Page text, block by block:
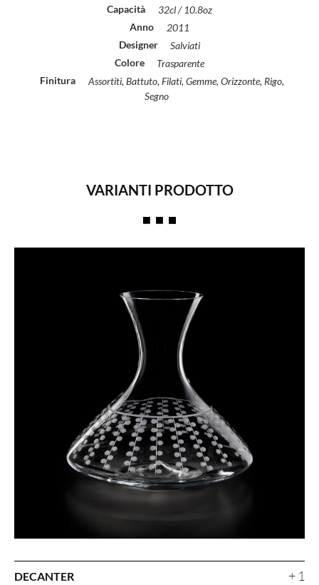
Capacità
32cl / 10.8oz
Anno
2011
Designer
Salviati
Colore
Trasparente
Finitura
Assortiti, Battuto, Filati, Gemme, Orizzonte, Rigo,
Segno
VARIANTI PRODOTTO
DECANTER + 1